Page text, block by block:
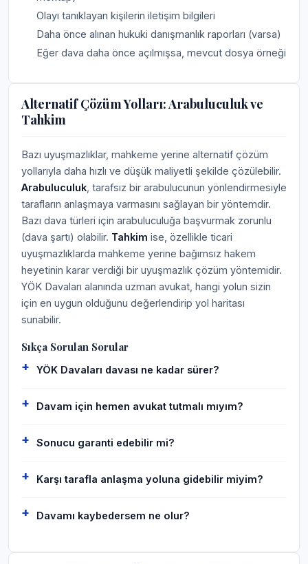
Olayı tanıklayan kişilerin iletişim bilgileri
Daha önce alınan hukuki danışmanlık raporları (varsa)
Eğer dava daha önce açılmışsa, mevcut dosya örneği
Alternatif Çözüm Yolları: Arabuluculuk ve
Tahkim
Bazı uyuşmazlıklar, mahkeme yerine alternatif çözüm
yollarıyla daha hızlı ve düşük maliyetli şekilde çözülebilir.
Arabuluculuk , tarafsız bir arabulucunun yönlendirmesiyle
tarafların anlaşmaya varmasını sağlayan bir yöntemdir.
Bazı dava türleri için arabuluculuğa başvurmak zorunlu
(dava şartı) olabilir. Tahkim ise, özellikle ticari
uyuşmazlıklarda mahkeme yerine bağımsız hakem
heyetinin karar verdiği bir uyuşmazlık çözüm yöntemidir.
YÖK Davaları alanında uzman avukat, hangi yolun sizin
için en uygun olduğunu değerlendirip yol haritası
sunabilir.
Sıkça Sorulan Sorular
YÖK Davaları davası ne kadar sürer?
Davam için hemen avukat tutmalı mıyım?
Sonucu garanti edebilir mi?
Karşı tarafla anlaşma yoluna gidebilir miyim?
Davamı kaybedersem ne olur?